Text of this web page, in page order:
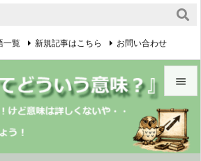


メニュ

一覧 新規記事はこちら お問い合わせ
